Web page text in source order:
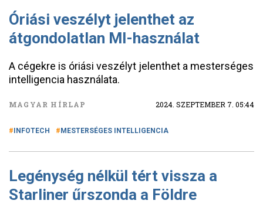
Óriási veszélyt jelenthet az
átgondolatlan MI-használat
A cégekre is óriási veszélyt jelenthet a mesterséges
intelligencia használata.
MAGYAR HÍRLAP 2024. SZEPTEMBER 7. 05:44
INFOTECH MESTERSÉGES INTELLIGENCIA
Legénység nélkül tért vissza a
Starliner űrszonda a Földre